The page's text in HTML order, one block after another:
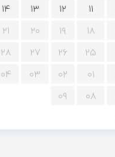
۱۱ ۱۲ ۱۳ ۱۴
۱۸ ۱۹ ۲۰ ۲۱
۲۵ ۲۶ ۲۷ ۲۸
۰۱ ۰۲ ۰۳ ۰۴
۰۸
۰۹